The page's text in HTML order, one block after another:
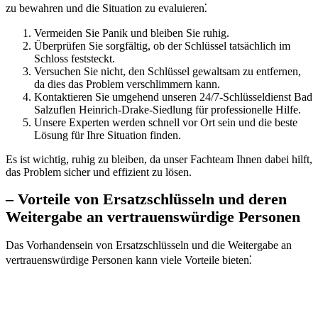
zu bewahren und die Situation zu evaluieren⁚
Vermeiden Sie Panik und bleiben Sie ruhig.​
Überprüfen Sie sorgfältig, ob der Schlüssel tatsächlich im
Schloss feststeckt.​
Versuchen Sie nicht, den Schlüssel gewaltsam zu entfernen,
da dies das Problem verschlimmern kann.
Kontaktieren Sie umgehend unseren 24/7-Schlüsseldienst Bad
Salzuflen Heinrich-Drake-Siedlung für professionelle Hilfe.​
Unsere Experten werden schnell vor Ort sein und die beste
Lösung für Ihre Situation finden.​
Es ist wichtig, ruhig zu bleiben, da unser Fachteam Ihnen dabei hilft,
das Problem sicher und effizient zu lösen.​
– Vorteile von Ersatzschlüsseln und deren
Weitergabe an vertrauenswürdige Personen
Das Vorhandensein von Ersatzschlüsseln und die Weitergabe an
vertrauenswürdige Personen kann viele Vorteile bieten⁚